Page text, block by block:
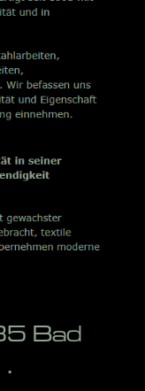
Bad
.